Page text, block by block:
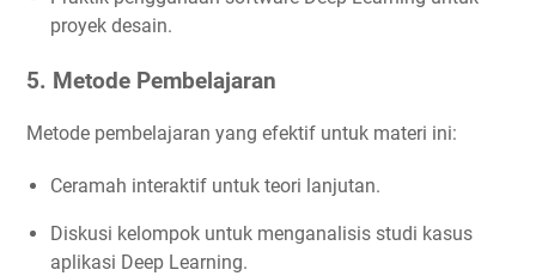
proyek desain.
5. Metode Pembelajaran
Metode pembelajaran yang efektif untuk materi ini:
Ceramah interaktif untuk teori lanjutan.
Diskusi kelompok untuk menganalisis studi kasus
aplikasi Deep Learning.